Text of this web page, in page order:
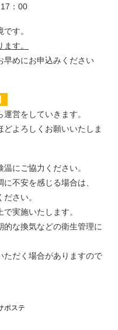
：00
す。
す。
早めにお申込みください
営をしていきます。
よろしくお願いいたしま
にご協力ください。
不安を感じる場合は、
さい。
実施いたします。
的な換気などの衛生管理に
ただく場合がありますので
ポステ